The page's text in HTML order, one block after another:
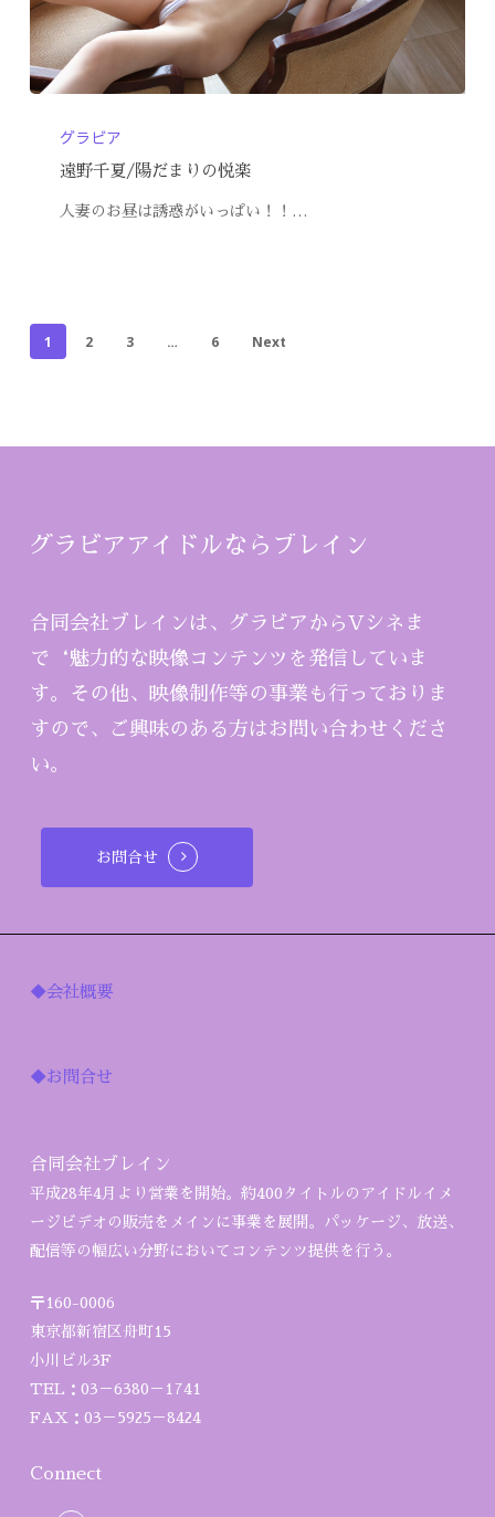
グラビア
遠野千夏/陽だまりの悦楽
人妻のお昼は誘惑がいっぱい！！…
1 2 3 … 6 Next
グラビアアイドルならブレイン
合同会社ブレインは、グラビアからVシネま
で‘魅力的な映像コンテンツを発信していま
す。その他、映像制作等の事業も行っておりま
すので、ご興味のある方はお問い合わせくださ
い。
お問合せ
◆会社概要
◆お問合せ
合同会社ブレイン
平成28年4月より営業を開始。約400タイトルのアイドルイメ
ージビデオの販売をメインに事業を展開。パッケージ、放送、
配信等の幅広い分野においてコンテンツ提供を行う。
〒160-0006
東京都新宿区舟町15
小川ビル3F
TEL：03－6380－1741
FAX：03－5925－8424
Connect